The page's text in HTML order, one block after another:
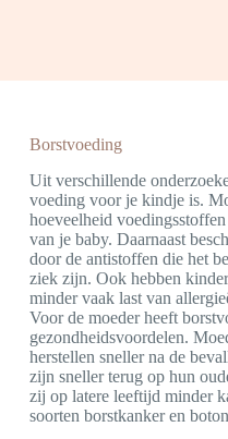
Borstvoeding
Uit verschillende
voeding voor je kindje is.
hoeveelheid
van je baby. Daarnaast
door de antistoffen die het
ziek zijn. Ook hebben
minder vaak last van
Voor de moeder heeft
gezondheidsvoordelen.
herstellen sneller na de
zijn sneller terug op hun
zij op latere leeftijd minder
soorten borstkanker en